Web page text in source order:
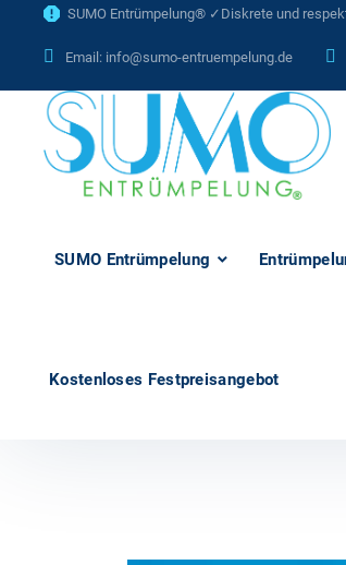
SUMO Entrümpelung® ✓Diskrete und
Email: info@sumo-entruempelung.de
SUMO Entrümpelung
Kostenloses Festpreisangebot